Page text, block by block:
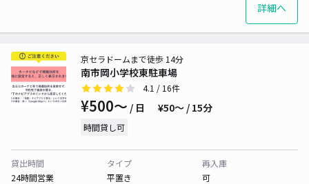
詳細へ
南市岡小学校東駐車場
京セラドームまで徒歩 14分
4.1 / 16件
¥500〜 / 日 ¥50〜 / 15分
時間貸し可
貸出時間
24時間営業
タイプ
平置き
再入庫
可